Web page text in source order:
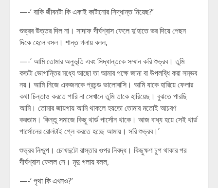
—-‘ বাকি জীবনটা কি একাই কাটানোর সিদ্ধান্ত নিয়েছ?’
শুভ্রব উত্তর দিল না। সাদাফ দীর্ঘশ্বাস ফেলে দু’হাতে ভর দিয়ে পেছন
দিকে হেলে বসল। শান্ত গলায় বলল,
—-‘ আমি তোমার অনুভূতি এবং সিদ্ধান্তকে সম্মান করি শুভ্রব। তুমি
কতটা ভোগান্তির মধ্যে আছো তা আমার পক্ষে জানা বা উপলব্ধি করা সম্ভব
নয়। আমি নিজে একজনকে প্রচন্ড ভালোবাসি। আমি যাকে হারিয়ে ফেলার
কথা চিন্তাও করতে পারি না সেখানে তুমি তাকে হারিয়েছ। বুঝতে পারছি
আমি। তোমার জায়গায় আমি থাকলে হয়তো তোমার মতোই আচরণ
করতাম। কিন্তু সমাজে কিছু থার্ড পার্সোন থাকে। আজ বাধ্য হয়ে সেই থার্ড
পার্সোনের রোলটাই প্লে করতে হচ্ছে আমায়। সরি শুভ্রব।’
শুভ্রব নিশ্চুপ। চোখদুটো রাস্তার ওপর নিবদ্ধ। কিছুক্ষণ চুপ থাকার পর
দীর্ঘশ্বাস ফেলল সে। মৃদু গলায় বলল,
—-‘ পৃথা কি এখনও?’